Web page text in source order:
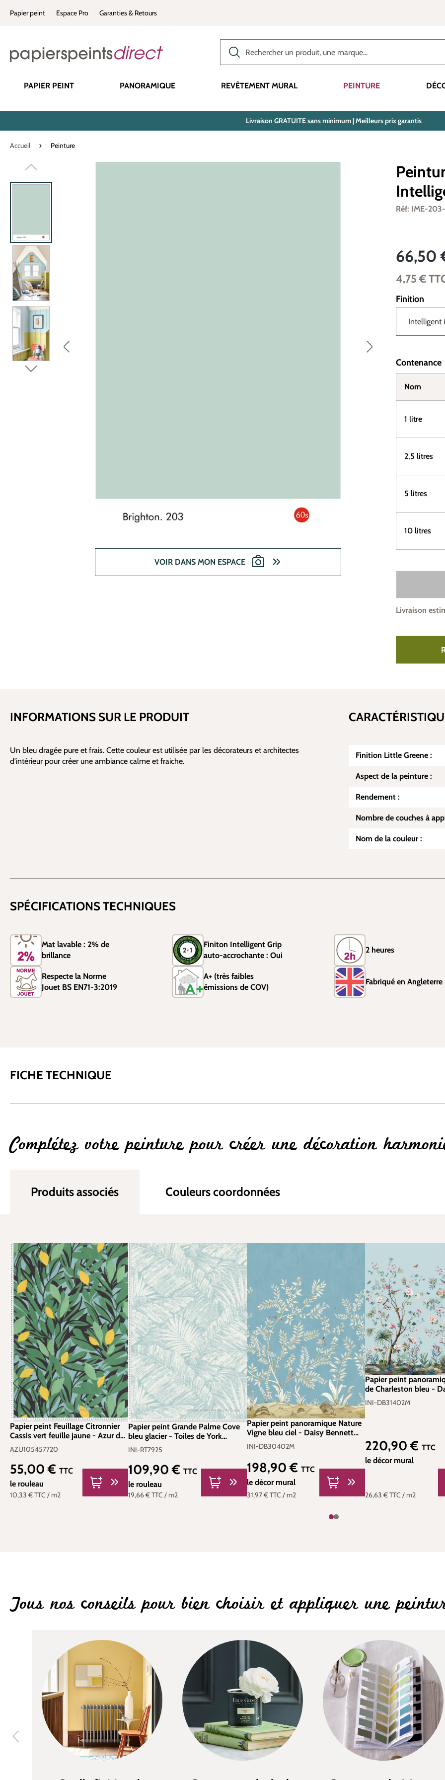
Passer à la navigation principale
Papier peint Espace Pro Garanties & Retours
PAPIER PEINT PANORAMIQUE REVÊTEMENT MURAL PEINTURE
Livraison GRATUITE sans minimum | Meilleurs prix garantis
Accueil Peinture
Ignorer la galerie d'images
VOIR DANS MON ESPACE
Réf: IME-
66,50
4,75 €
Finition
Contenance
Nom
1 litre
2,5 litres
5 litres
10 litres
Livraison
INFORMATIONS SUR LE PRODUIT
Un bleu dragée pure et frais. Cette couleur est utilisée par les décorateurs et architectes
d'intérieur pour créer une ambiance calme et fraiche.
Finition Little Greene :
Aspect de la peinture :
Rendement :
Nombre de couches à
Nom de la couleur :
SPÉCIFICATIONS TECHNIQUES
Mat lavable : 2% de
brillance
Finiton Intelligent Grip
auto-accrochante : Oui
2 heures
Respecte la Norme
Jouet BS EN71-3:2019
A+ (très faibles
émissions de COV)
Fabriqué en Angleterre
FICHE TECHNIQUE
Complétez votre peinture pour créer une décoration
Produits associés Couleurs coordonnées
Papier peint Feuillage Citronnier
Cassis vert feuille jaune - Azur de
Casélio | Réf. AZU105457720
AZU105457720
10,33 €TTC / m2
Prix régulier :
55,00 € TTC
le rouleau
Papier peint Grande Palme Cove
bleu glacier - Toiles de York
(Initiales) | Réf. INI-RT7925
INI-RT7925
19,66 €TTC/ m2
Prix régulier :
109,90 €TTC
le rouleau
Papier peint panoramique Nature
Vigne bleu ciel - Daisy Bennett
d'Initiales | Réf. INI-DB30402M
INI-DB30402M
31,97 €TTC / m2
Prix régulier :
198,90 € TTC
le décor mural
Papier peint
de Charleston bleu -
Bennett d'Initiales |
DB31402M
INI-DB31402M
26,63 €TTC/ m2
Prix régulier :
220,90 €TTC
le décor mural
Tous nos conseils pour bien choisir et appliquer une